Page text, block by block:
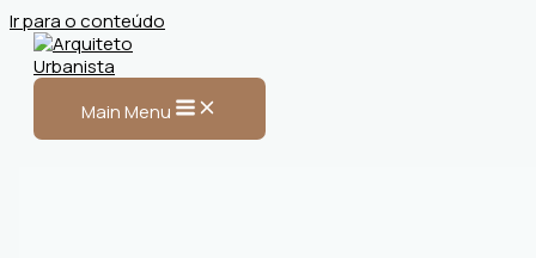
Ir para o conteúdo
Main Menu